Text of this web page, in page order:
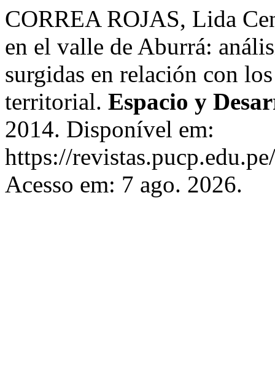
CORREA ROJAS, Lida
en el valle de Aburrá:
surgidas en relación con
territorial. Espacio y
2014. Disponível em:
https://
Acesso em: 7 ago. 2026.